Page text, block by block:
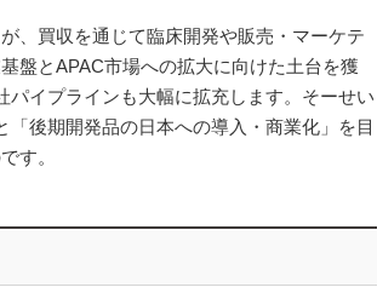
、買収を通じて臨床開発や販売・マーケテ
盤とAPAC市場への拡大に向けた土台を獲
イプラインも大幅に拡充します。そーせい
後期開発品の日本への導入・商業化」を目
す。